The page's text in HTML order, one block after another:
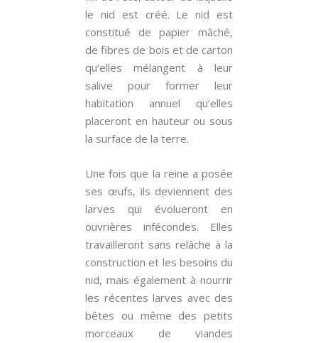
le nid est créé. Le nid est
constitué de papier mâché,
de fibres de bois et de carton
qu’elles mélangent à leur
salive pour former leur
habitation annuel qu’elles
placeront en hauteur ou sous
la surface de la terre.
Une fois que la reine a posée
ses œufs, ils deviennent des
larves qui évolueront en
ouvrières infécondes. Elles
travailleront sans relâche à la
construction et les besoins du
nid, mais également à nourrir
les récentes larves avec des
bêtes ou même des petits
morceaux de viandes